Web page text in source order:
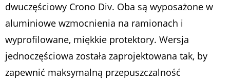
dwuczęściowy Crono Div. Oba są wyposażone w
aluminiowe wzmocnienia na ramionach i
wyprofilowane, miękkie protektory. Wersja
jednoczęściowa została zaprojektowana tak, by
zapewnić maksymalną przepuszczalność